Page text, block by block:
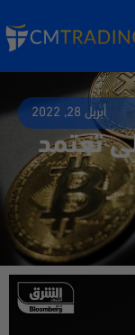
أبريل 28, 2022
تعتمد